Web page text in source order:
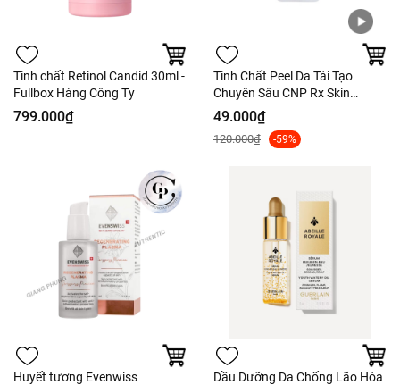
Tinh chất Retinol Candid 30ml -
Fullbox Hàng Công Ty
799.000₫
Tinh Chất Peel Da Tái Tạo
Chuyên Sâu CNP Rx Skin
Rejuvenating Intensive Peel
49.000₫
120.000₫ -59%
Huyết tương Evenwiss
Dầu Dưỡng Da Chống Lão Hóa